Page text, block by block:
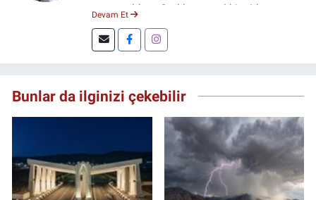
mezun oldum. 3 yıl kurumsal bir şirkette
DoğuGazetesi.com internet haber sitesinde
muhabirlik yapıyor ve içerik üretiyorum.
Devam Et
Bunlar da ilginizi çekebilir